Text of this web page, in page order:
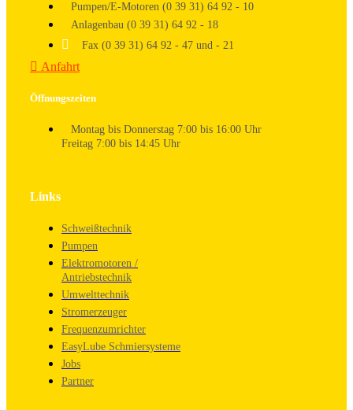
Pumpen/E-Motoren (0 39 31) 64 92 - 10
Anlagenbau (0 39 31) 64 92 - 18
Fax (0 39 31) 64 92 - 47 und - 21
Anfahrt
Öffnungszeiten
Montag bis Donnerstag 7:00 bis 16:00 Uhr
Freitag 7:00 bis 14:45 Uhr
Links
Schweißtechnik
Pumpen
Elektromotoren /
Antriebstechnik
Umwelttechnik
Stromerzeuger
Frequenzumrichter
EasyLube Schmiersysteme
Jobs
Partner